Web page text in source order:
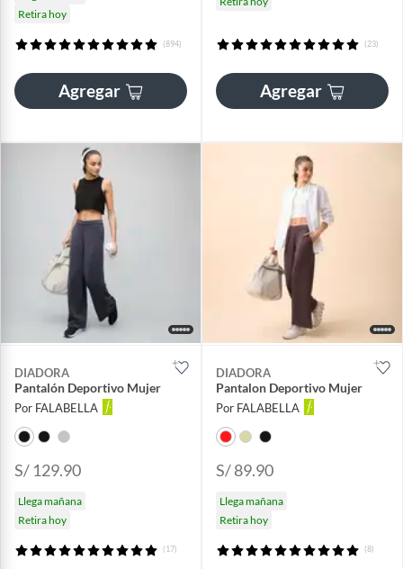
Retira hoy
(894)
Agregar
(23)
Agregar
DIADORA
Pantalón Deportivo Mujer
Por FALABELLA
S/ 129.90
Llega mañana
Retira hoy
(17)
DIADORA
Pantalon Deportivo Mujer
Por FALABELLA
S/ 89.90
Llega mañana
Retira hoy
(8)